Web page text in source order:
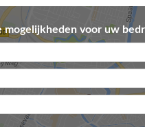
mogelijkheden voor uw